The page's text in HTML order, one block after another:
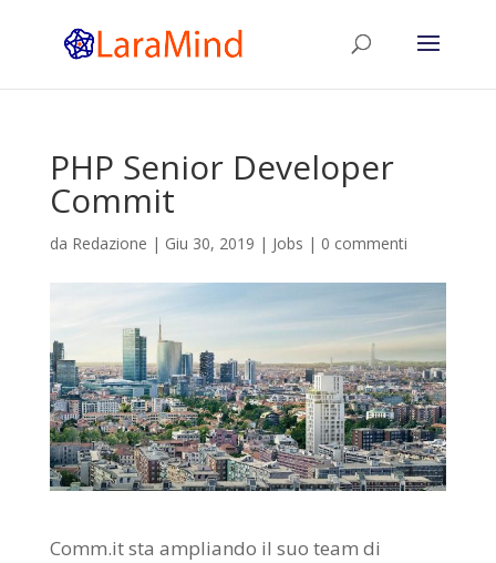
PHP Senior Developer
Commit
da Redazione | Giu 30, 2019 | Jobs | 0 commenti
Comm.it sta ampliando il suo team di